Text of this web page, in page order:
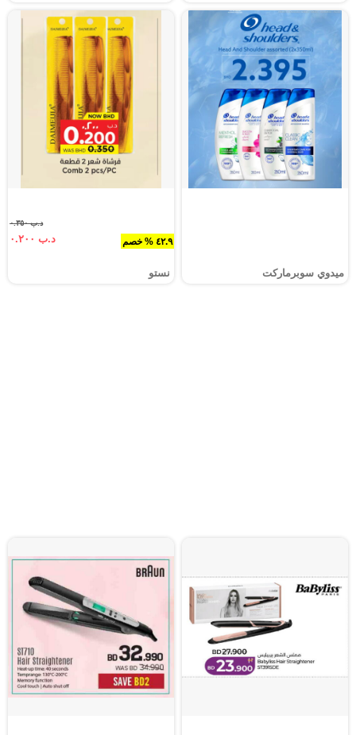
ميدوي سوبرماركت
٤٢.٩ % خصم
د.ب ٠.٣٥٠
د.ب ٠.٢٠٠
نستو